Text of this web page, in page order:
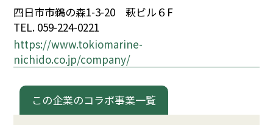
四日市市鵜の森1-3-20 萩ビル ６ F
TEL. 059-224-0221
https://www.tokiomarine-
nichido.co.jp/company/
この企業のコラボ事業一覧